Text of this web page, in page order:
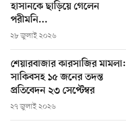
হাসানকে ছাড়িয়ে গেলেন
পরীমনি...
২৮ জুলাই ২০২৬
শেয়ারবাজার কারসাজির মামলা:
সাকিবসহ ১৫ জনের তদন্ত
প্রতিবেদন ২৩ সেপ্টেম্বর
২৭ জুলাই ২০২৬